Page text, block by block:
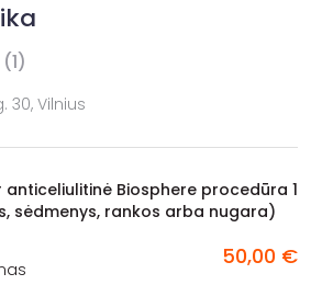
(1)
30, Vilnius
Biosphere procedūra 1
sėdmenys, rankos arba nugara)
50,00 €